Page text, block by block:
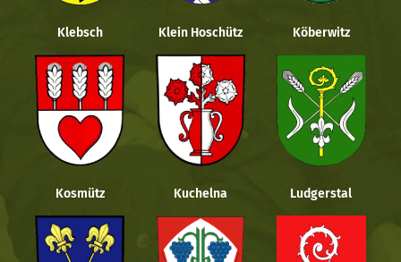
Klebsch Klein Hoschütz Köberwitz
Kosmütz Kuchelna Ludgerstal